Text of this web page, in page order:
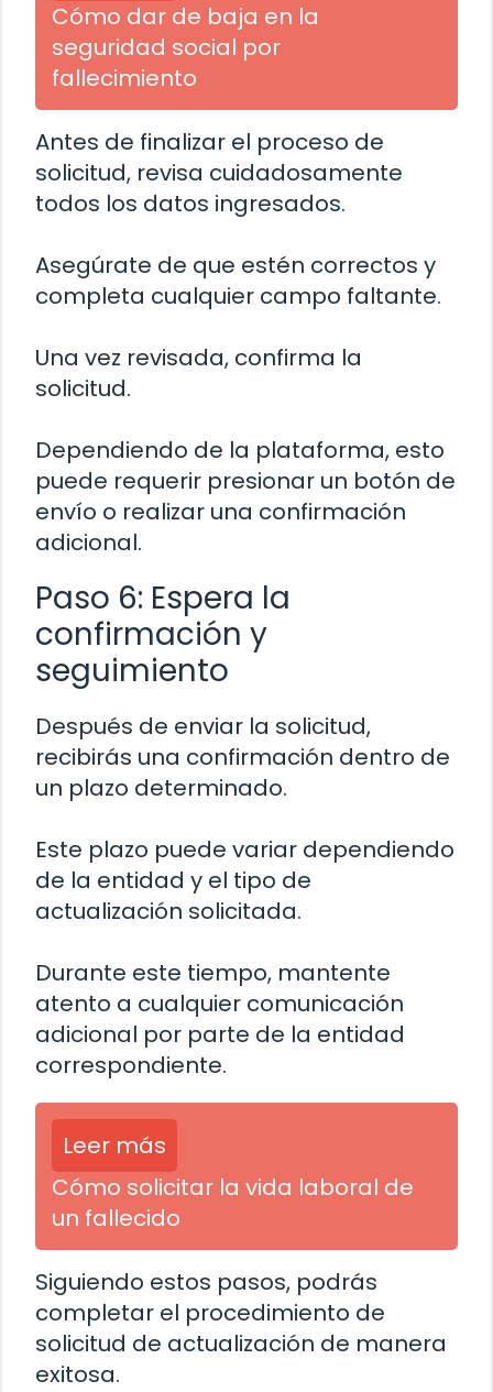
Cómo dar de baja en la
seguridad social por
fallecimiento
Antes de finalizar el proceso de
solicitud, revisa cuidadosamente
todos los datos ingresados.
Asegúrate de que estén correctos y
completa cualquier campo faltante.
Una vez revisada, confirma la
solicitud.
Dependiendo de la plataforma, esto
puede requerir presionar un botón de
envío o realizar una confirmación
adicional.
Paso 6: Espera la
confirmación y
seguimiento
Después de enviar la solicitud,
recibirás una confirmación dentro de
un plazo determinado.
Este plazo puede variar dependiendo
de la entidad y el tipo de
actualización solicitada.
Durante este tiempo, mantente
atento a cualquier comunicación
adicional por parte de la entidad
correspondiente.
Leer más
Cómo solicitar la vida laboral de
un fallecido
Siguiendo estos pasos, podrás
completar el procedimiento de
solicitud de actualización de manera
exitosa.